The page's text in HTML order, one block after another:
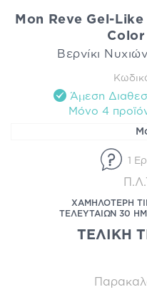
Mon Reve Gel-
Color
Βερνίκι
Άμεση
Mόνο 4
1
ΧΑΜΗΛΟΤΕΡΗ
ΤΕΛΕΥΤΑΙΩΝ 30
ΤΕΛΙΚΗ